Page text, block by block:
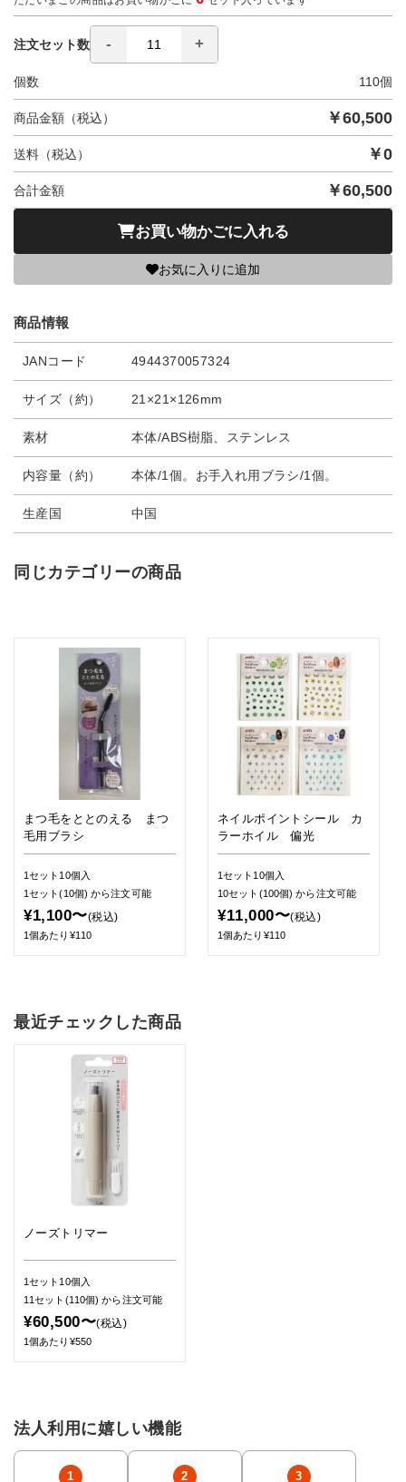
注文セット数
個数 110個
商品金額（税込） ￥60,500
送料（税込） ￥0
合計金額 ￥60,500
お買い物かごに入れる
お気に入りに追加
商品情報
JANコード 4944370057324
サイズ（約） 21×21×126mm
素材 本体/ABS樹脂、ステンレス
内容量（約） 本体/1個。お手入れ用ブラシ/1個。
生産国 中国
同じカテゴリーの商品
まつ毛をととのえる まつ
毛用ブラシ
1セット10個入
1セット(10個)から注文可能
¥1,100〜(税込)
1個あたり¥110
ネイルポイントシール カ
ラーホイル 偏光
1セット10個入
10セット(100個)から注文可能
¥11,000〜(税込)
1個あたり¥110
最近チェックした商品
ノーズトリマー
1セット10個入
11セット(110個)から注文可能
¥60,500〜(税込)
1個あたり¥550
法人利用に嬉しい機能